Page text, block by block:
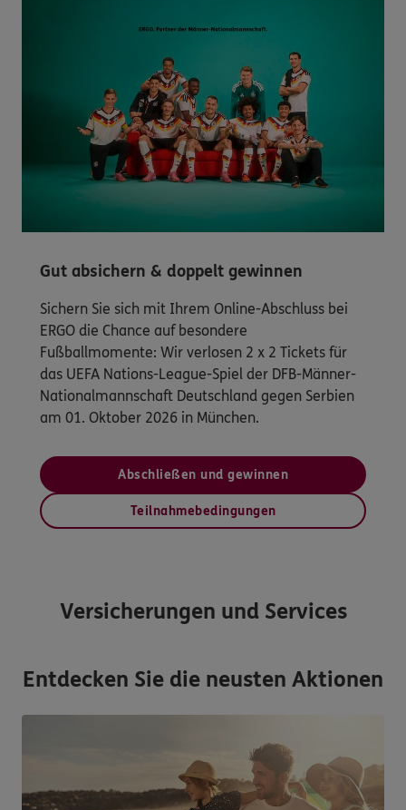
Gut absichern & doppelt gewinnen
Sichern Sie sich mit Ihrem Online-Abschluss bei
ERGO die Chance auf besondere
Fußballmomente: Wir verlosen 2 x 2 Tickets für
das UEFA Nations-League-Spiel der DFB-Männer-
Nationalmannschaft Deutschland gegen Serbien
am 01. Oktober 2026 in München.
Abschließen und gewinnen
Teilnahmebedingungen
Versicherungen und Services
Entdecken Sie die neusten Aktionen